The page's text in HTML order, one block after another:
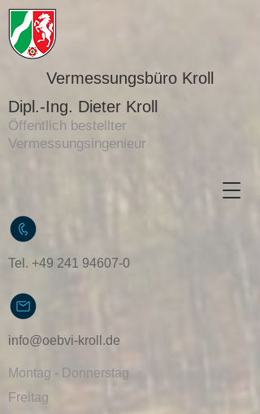
Vermessungsbüro Kroll
Dipl.-Ing. Dieter Kroll
Öffentlich bestellter
Vermessungsingenieur
Tel. +49 241 94607-0
info@oebvi-kroll.de
Montag - Donnerstag
Freitag